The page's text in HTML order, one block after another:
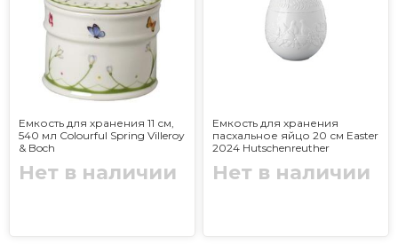
Емкость для хранения 11 см,
540 мл Colourful Spring Villeroy
& Boch
Нет в наличии
Емкость для хранения
пасхальное яйцо 20 см Easter
2024 Hutschenreuther
Нет в наличии